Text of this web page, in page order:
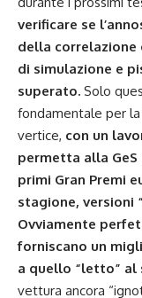
verificare se
della
di simulazione e
superato. Solo
fondamentale per la
vertice, con un
permetta alla
primi Gran Premi
stagione, versioni
Ovviamente
forniscano un
a quello “letto” al
vettura ancora